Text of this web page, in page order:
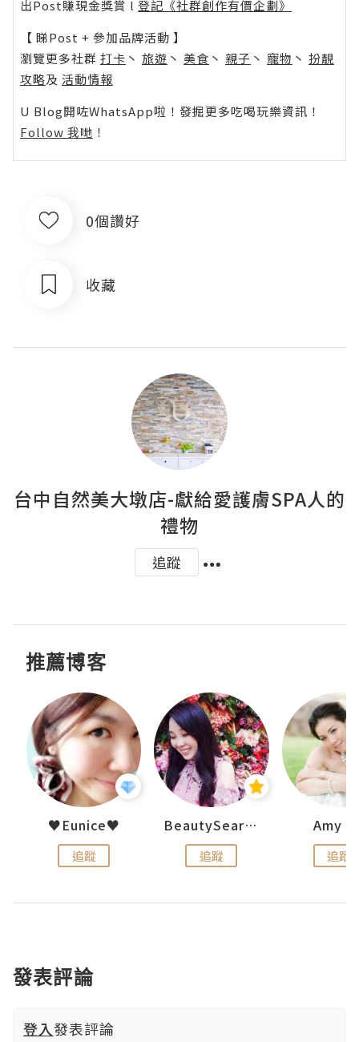
出Post賺現金獎賞 l 登記《社群創作有價企劃》
【 睇Post + 參加品牌活動 】
瀏覽更多社群 打卡 丶 旅遊 丶 美食 丶 親子 丶 寵物 丶 扮靚
攻略及 活動情報
U Blog開咗WhatsApp啦！發掘更多吃喝玩樂資訊！
Follow 我哋 ！
0個讚好
收藏
台中自然美大墩店-獻給愛護膚SPA人的
禮物
追蹤
推薦博客
♥Eunice♥
追蹤
BeautySearch
追蹤
Amy
追蹤
發表評論
登入發表評論